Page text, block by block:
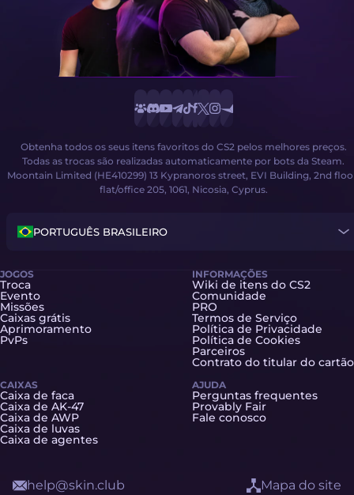
Obtenha todos os seus itens favoritos do CS2 pelos melhores preços.
Todas as trocas são realizadas automaticamente por bots da Steam.
Moontain Limited (HE410299) 13 Kypranoros street, EVI Building, 2nd
flat/office 205, 1061, Nicosia, Cyprus.
PORTUGUÊS BRASILEIRO
JOGOS
Troca
Evento
Missões
Caixas grátis
Aprimoramento
PvPs
CAIXAS
Caixa de faca
Caixa de AK-47
Caixa de AWP
Caixa de luvas
Caixa de agentes
INFORMAÇÕES
Wiki de itens do CS2
Comunidade
PRO
Termos de Serviço
Política de Privacidade
Política de Cookies
Parceiros
Contrato do titular do cartão
AJUDA
Perguntas frequentes
Provably Fair
Fale conosco
help@skin.club Mapa do site